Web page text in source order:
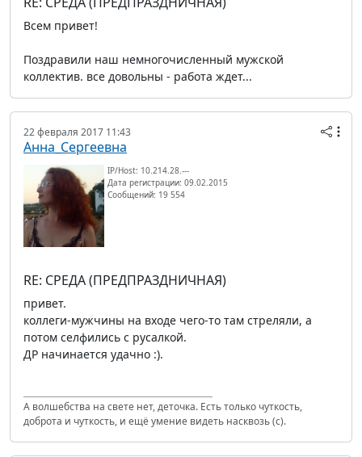
Всем привет!
Поздравили наш немногочисленный мужской
коллектив. все довольны - работа ждет...
22 февраля 2017 11:43
Анна_Сергеевна
IP/Host: 10.214.28.---
Дата регистрации: 09.02.2015
Сообщений: 19 554
RE: СРЕДА (ПРЕДПРАЗДНИЧНАЯ)
привет.
коллеги-мужчины на входе чего-то там стреляли, а
потом селфились с русалкой.
ДР начинается удачно :).
А волшебства на свете нет, деточка. Есть только чуткость,
доброта и чуткость, и ещё умение видеть насквозь (с).